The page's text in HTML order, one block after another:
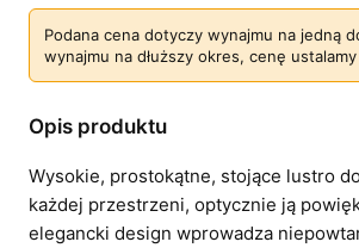
Podana cena dotyczy wynajmu na jedną
wynajmu na dłuższy okres, cenę
Opis produktu
Wysokie, prostokątne, stojące lustro
każdej przestrzeni, optycznie ją
elegancki design wprowadza